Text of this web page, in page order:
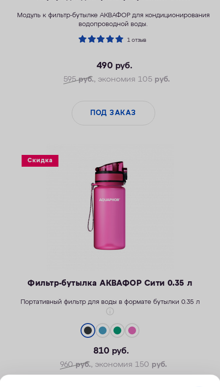
Модуль к фильтр-бутылке АКВАФОР для кондиционирования
водопроводной воды.
1 отзыв
490 руб.
595руб., экономия 105 руб.
ПОД ЗАКАЗ
Скидка
Фильтр-бутылка АКВАФОР Сити 0.35 л
Портативный фильтр для воды в формате бутылки 0.35 л
Легкость активной жизни
Надежность корпуса
Безопасные материалы
810 руб.
960руб., экономия 150 руб.